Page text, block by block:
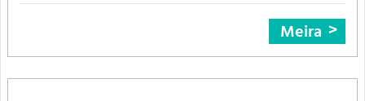
Meira